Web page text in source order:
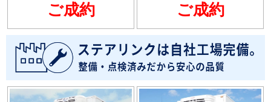
ご成約 ご成約